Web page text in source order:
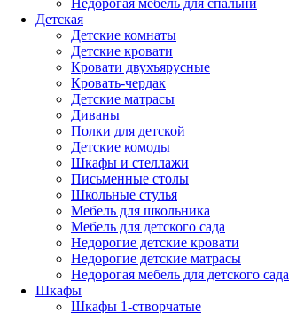
Детская
Детские комнаты
Детские кровати
Кровати двухъярусные
Кровать-чердак
Детские матрасы
Диваны
Полки для детской
Детские комоды
Шкафы и стеллажи
Письменные столы
Школьные стулья
Мебель для школьника
Мебель для детского сада
Недорогие детские кровати
Недорогие детские матрасы
Недорогая мебель для детского сада
Шкафы
Шкафы 1-створчатые